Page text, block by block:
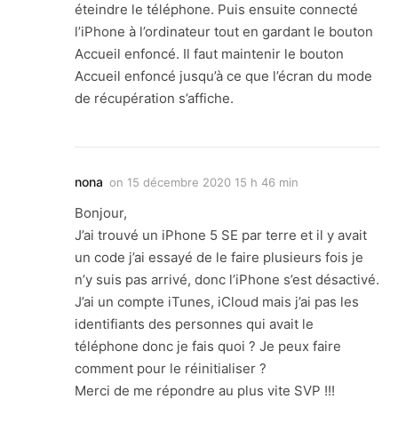
éteindre le téléphone. Puis ensuite connecté
l’iPhone à l’ordinateur tout en gardant le bouton
Accueil enfoncé. Il faut maintenir le bouton
Accueil enfoncé jusqu’à ce que l’écran du mode
de récupération s’affiche.
nona on 15 décembre 2020 15 h 46 min
Bonjour,
J’ai trouvé un iPhone 5 SE par terre et il y avait
un code j’ai essayé de le faire plusieurs fois je
n’y suis pas arrivé, donc l’iPhone s’est désactivé.
J’ai un compte iTunes, iCloud mais j’ai pas les
identifiants des personnes qui avait le
téléphone donc je fais quoi ? Je peux faire
comment pour le réinitialiser ?
Merci de me répondre au plus vite SVP !!!